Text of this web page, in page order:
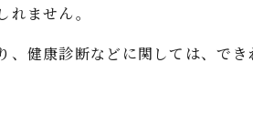
ません。
、健康診断などに関しては、で